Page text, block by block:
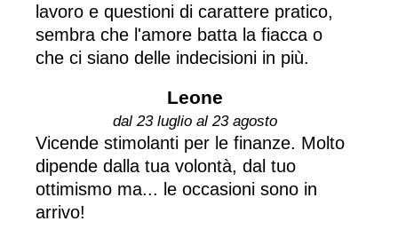
lavoro e questioni di carattere pratico,
sembra che l'amore batta la fiacca o
che ci siano delle indecisioni in più.
Leone
dal 23 luglio al 23 agosto
Vicende stimolanti per le finanze. Molto
dipende dalla tua volontà, dal tuo
ottimismo ma... le occasioni sono in
arrivo!